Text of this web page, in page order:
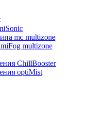
mc multizone
multizone
ChillBooster
optiMist